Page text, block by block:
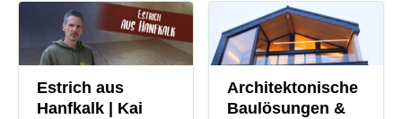
Estrich aus
Hanfkalk | Kai
Architektonische
Baulösungen &